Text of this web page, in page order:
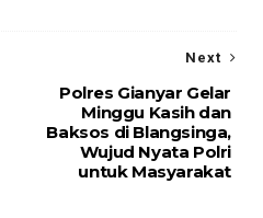
Next
Polres Gianyar Gelar
Minggu Kasih dan
Baksos di Blangsinga,
Wujud Nyata Polri
untuk Masyarakat